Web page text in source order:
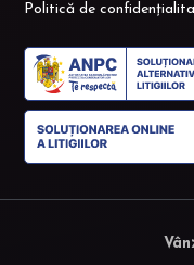
Politică de